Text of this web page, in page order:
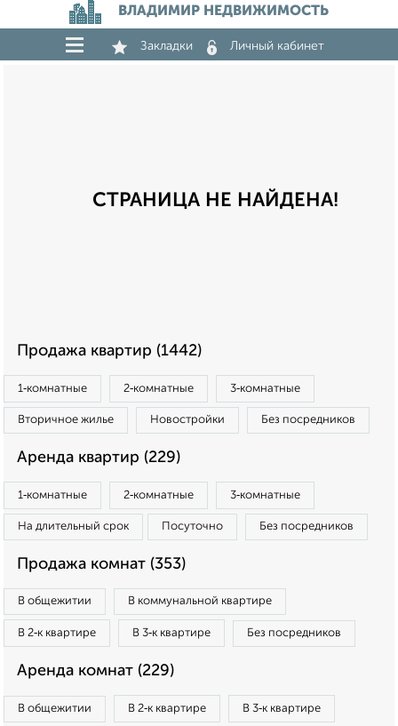
ВЛАДИМИР НЕДВИЖИМОСТЬ
Закладки Личный кабинет
СТРАНИЦА НЕ НАЙДЕНА!
Продажа квартир (1442)
1‑комнатные 2‑комнатные 3‑комнатные
Вторичное жилье Новостройки Без посредников
Аренда квартир (229)
1‑комнатные 2‑комнатные 3‑комнатные
На длительный срок Посуточно Без посредников
Продажа комнат (353)
В общежитии В коммунальной квартире
В 2‑к квартире В 3‑к квартире Без посредников
Аренда комнат (229)
В общежитии В 2‑к квартире В 3‑к квартире